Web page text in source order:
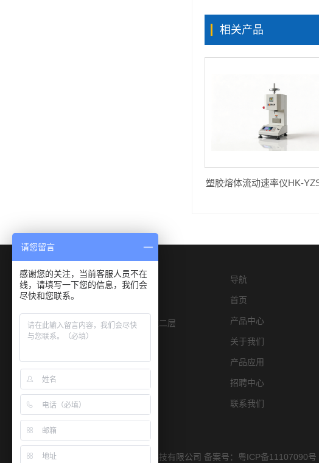
相关产品
深圳市宝安区燕罗街道物园路6号E栋二层
导航
首页
产品中心
关于我们
产品应用
招聘中心
联系我们
Copyright © 2019 深圳市宏康仪器科技有限公司 备案号： 粤ICP备11107090号
请您留言
感谢您的关注，当前客服人员不在
线，请填写一下您的信息，我们会
尽快和您联系。